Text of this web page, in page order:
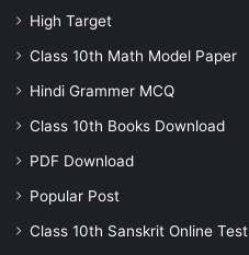
High Target
Class 10th Math Model Paper
Hindi Grammer MCQ
Class 10th Books Download
PDF Download
Popular Post
Class 10th Sanskrit Online Test